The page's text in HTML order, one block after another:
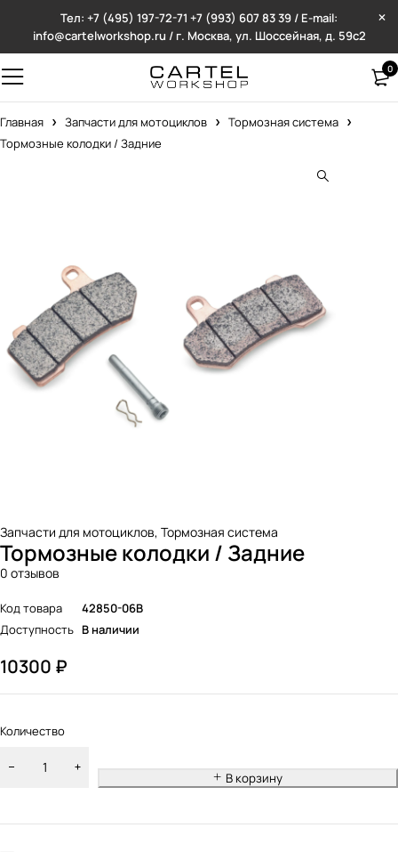
Тел: +7 (495) 197-72-71 +7 (993) 607 83 39 / E-mail:
info@cartelworkshop.ru / г. Москва, ул. Шоссейная, д. 59с2
0
Главная Запчасти для мотоциклов
Тормозная система
Тормозные колодки / Задние
Запчасти для мотоциклов, Тормозная система
Тормозные колодки / Задние
0 отзывов
Код товара
42850-06B
Доступность В наличии
10300 ₽
Количество
В корзину